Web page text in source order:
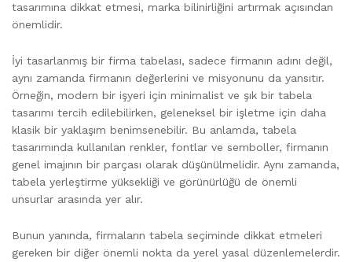
tasarımına dikkat etmesi, marka bilinirliğini artırmak açısından
önemlidir.
İyi tasarlanmış bir firma tabelası, sadece firmanın adını değil,
aynı zamanda firmanın değerlerini ve misyonunu da yansıtır.
Örneğin, modern bir işyeri için minimalist ve şık bir tabela
tasarımı tercih edilebilirken, geleneksel bir işletme için daha
klasik bir yaklaşım benimsenebilir. Bu anlamda, tabela
tasarımında kullanılan renkler, fontlar ve semboller, firmanın
genel imajının bir parçası olarak düşünülmelidir. Aynı zamanda,
tabela yerleştirme yüksekliği ve görünürlüğü de önemli
unsurlar arasında yer alır.
Bunun yanında, firmaların tabela seçiminde dikkat etmeleri
gereken bir diğer önemli nokta da yerel yasal düzenlemelerdir.